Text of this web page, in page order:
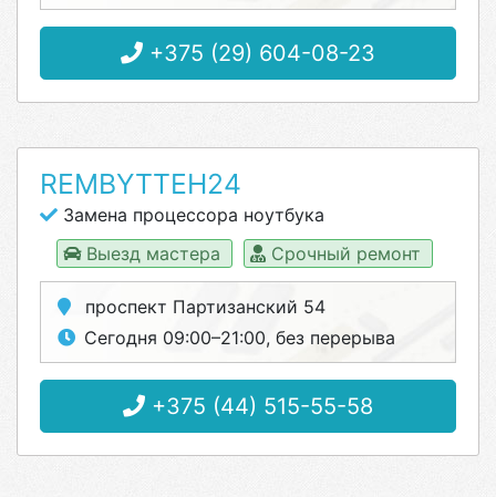
+375 (29) 604-08-23
REMBYTTEH24
Замена процессора ноутбука
Выезд мастера
Срочный ремонт
проспект Партизанский 54
Сегодня 09:00–21:00, без перерыва
+375 (44) 515-55-58